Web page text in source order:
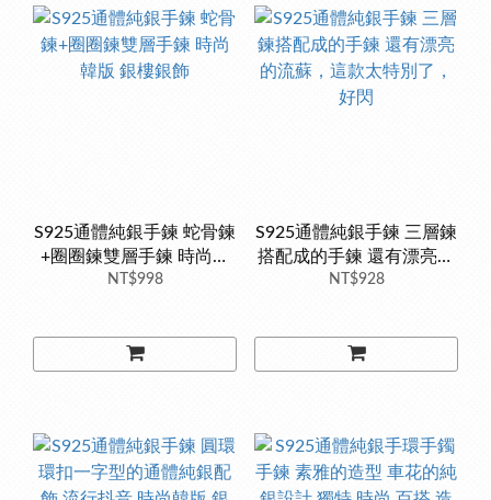
S925通體純銀手鍊 蛇骨鍊
+圈圈鍊雙層手鍊 時尚韓
版 銀樓銀飾
NT$998
S925通體純銀手鍊 三層鍊
搭配成的手鍊 還有漂亮的
流蘇，這款太特別了，好
NT$928